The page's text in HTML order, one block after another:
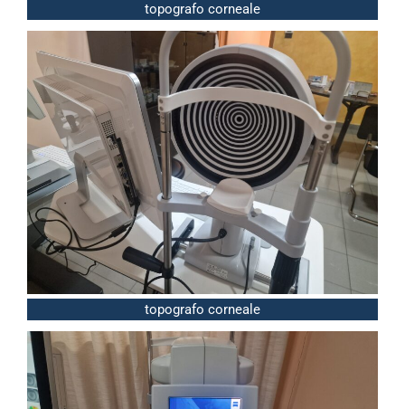
topografo corneale
topografo corneale